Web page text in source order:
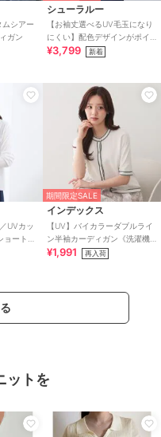
ムシアー
ガン
シューラルー
【お袖丈選べるUV毛玉になり
にくい】配色デザインがポイ
ント ひんやりボタンレスカー
¥3,799 新着
UVカッ
ートカ
期間限定SALE
インデックス
【UV】バイカラーダブルライ
ン半袖カーディガン《洗濯機
OK》
¥1,991 再入荷
ットを